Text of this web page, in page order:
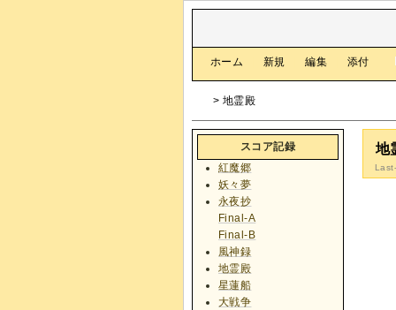
ホーム 新規 編集 添付
> 地霊殿
地
スコア記録
紅魔郷
妖々夢
永夜抄
Final-A
Final-B
風神録
地霊殿
星蓮船
大戦争